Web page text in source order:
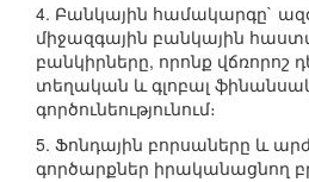
4. Բանկային համակարգը`
միջազգային բանկային
բանկիրները, որոնք վճռորոշ
տեղական և գլոբալ
գործունեությունում։
5. Ֆոնդային բորսաները և
գործարքներ իրականացնող